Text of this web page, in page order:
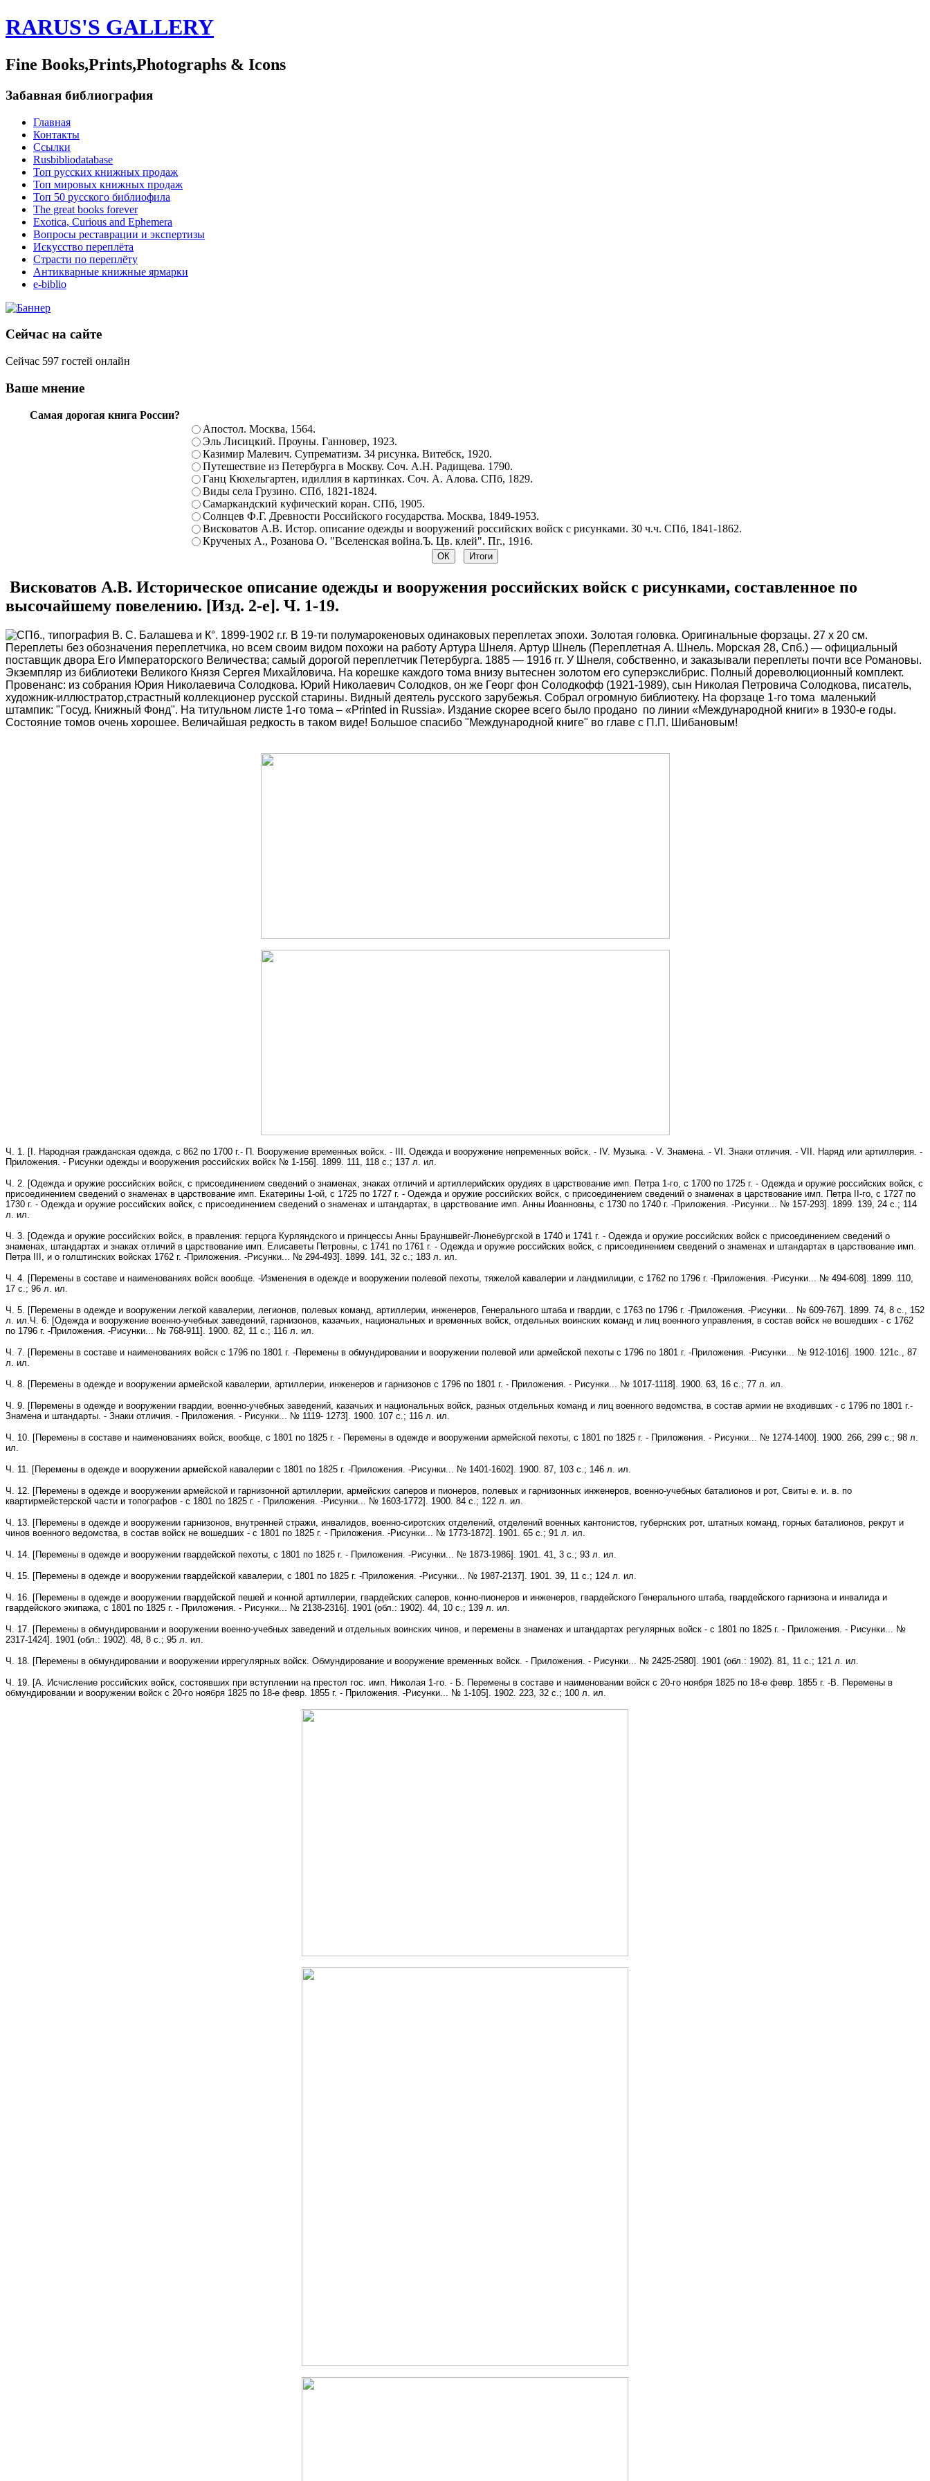
RARUS'S GALLERY
Fine Books,Prints,Photographs & Icons
Забавная библиография
Главная
Контакты
Ссылки
Rusbibliodatabase
Топ русских книжных продаж
Топ мировых книжных продаж
Топ 50 русского библиофила
The great books forever
Exotica, Curious and Ephemera
Вопросы реставрации и экспертизы
Искусство переплёта
Страсти по переплёту
Антикварные книжные ярмарки
e-biblio
Сейчас на сайте
Сейчас 597 гостей онлайн
Ваше мнение
Самая дорогая книга России?
Апостол. Москва, 1564.
Эль Лисицкий. Проуны. Ганновер, 1923.
Казимир Малевич. Супрематизм. 34 рисунка. Витебск, 1920.
Путешествие из Петербурга в Москву. Соч. А.Н. Радищева. 1790.
Ганц Кюхельгартен, идиллия в картинках. Соч. А. Алова. СПб, 1829.
Виды села Грузино. СПб, 1821-1824.
Самаркандский куфический коран. СПб, 1905.
Солнцев Ф.Г. Древности Российского государства. Москва, 1849-1953.
Висковатов А.В. Истор. описание одежды и вооружений российских войск с рисунками. 30 ч.ч. СПб, 1841-1862.
Крученых А., Розанова О. "Вселенская война.Ъ. Цв. клей". Пг., 1916.
Висковатов А.В. Историческое описание одежды и вооружения российских войск с рисунками, составленное по
высочайшему повелению. [Изд. 2-е]. Ч. 1-19.
СПб., типография В. С. Балашева и К°. 1899-1902 г.г. В 19-ти полумарокеновых одинаковых переплетах эпохи. Золотая головка. Оригинальные форзацы. 27 х 20 см.
Переплеты без обозначения переплетчика, но всем своим видом похожи на работу Артура Шнеля. Артур Шнель (Переплетная А. Шнель. Морская 28, Спб.) — официальный
поставщик двора Его Императорского Величества; самый дорогой переплетчик Петербурга. 1885 — 1916 гг. У Шнеля, собственно, и заказывали переплеты почти все Романовы.
Экземпляр из библиотеки Великого Князя Сергея Михайловича. На корешке каждого тома внизу вытеснен золотом его суперэкслибрис. Полный дореволюционный комплект.
Провенанс: из собрания Юрия Николаевича Солодкова. Юрий Николаевич Солодков, он же Георг фон Солодкофф (1921-1989), сын Николая Петровича Солодкова, писатель,
художник-иллюстратор,страстный коллекционер русской старины. Видный деятель русского зарубежья. Собрал огромную библиотеку. На форзаце 1-го тома маленький
штампик: "Госуд. Книжный Фонд". На титульном листе 1-го тома – «Printed in Russia». Издание скорее всего было продано по линии «Международной книги» в 1930-е годы.
Состояние томов очень хорошее. Величайшая редкость в таком виде! Большое спасибо "Международной книге" во главе с П.П. Шибановым!
Ч. 1. [I. Народная гражданская одежда, с 862 по 1700 г.- П. Вооружение временных войск. - III. Одежда и вооружение непременных войск. - IV. Музыка. - V. Знамена. - VI. Знаки отличия. - VII. Наряд или артиллерия. -
Приложения. - Рисунки одежды и вооружения российских войск № 1-156]. 1899. 111, 118 с.; 137 л. ил.
Ч. 2. [Одежда и оружие российских войск, с присоединением сведений о знаменах, знаках отличий и артиллерийских орудиях в царствование имп. Петра 1-го, с 1700 по 1725 г. - Одежда и оружие российских войск, с
присоединением сведений о знаменах в царствование имп. Екатерины 1-ой, с 1725 по 1727 г. - Одежда и оружие российских войск, с присоединением сведений о знаменах в царствование имп. Петра II-го, с 1727 по
1730 г. - Одежда и оружие российских войск, с присоединением сведений о знаменах и штандартах, в царствование имп. Анны Иоанновны, с 1730 по 1740 г. -Приложения. -Рисунки... № 157-293]. 1899. 139, 24 с.; 114
л. ил.
Ч. 3. [Одежда и оружие российских войск, в правления: герцога Курляндского и принцессы Анны Брауншвейг-Люнебургской в 1740 и 1741 г. - Одежда и оружие российских войск с присоединением сведений о
знаменах, штандартах и знаках отличий в царствование имп. Елисаветы Петровны, с 1741 по 1761 г. - Одежда и оружие российских войск, с присоединением сведений о знаменах и штандартах в царствование имп.
Петра III, и о голштинских войсках 1762 г. -Приложения. -Рисунки... № 294-493]. 1899. 141, 32 с.; 183 л. ил.
Ч. 4. [Перемены в составе и наименованиях войск вообще. -Изменения в одежде и вооружении полевой пехоты, тяжелой кавалерии и ландмилиции, с 1762 по 1796 г. -Приложения. -Рисунки... № 494-608]. 1899. 110,
17 с.; 96 л. ил.
Ч. 5. [Перемены в одежде и вооружении легкой кавалерии, легионов, полевых команд, артиллерии, инженеров, Генерального штаба и гвардии, с 1763 по 1796 г. -Приложения. -Рисунки... № 609-767]. 1899. 74, 8 с., 152
л. ил.Ч. 6. [Одежда и вооружение военно-учебных заведений, гарнизонов, казачьих, национальных и временных войск, отдельных воинских команд и лиц военного управления, в состав войск не вошедших - с 1762
по 1796 г. -Приложения. -Рисунки... № 768-911]. 1900. 82, 11 с.; 116 л. ил.
Ч. 7. [Перемены в составе и наименованиях войск с 1796 по 1801 г. -Перемены в обмундировании и вооружении полевой или армейской пехоты с 1796 по 1801 г. -Приложения. -Рисунки... № 912-1016]. 1900. 121с., 87
л. ил.
Ч. 8. [Перемены в одежде и вооружении армейской кавалерии, артиллерии, инженеров и гарнизонов с 1796 по 1801 г. - Приложения. - Рисунки... № 1017-1118]. 1900. 63, 16 с.; 77 л. ил.
Ч. 9. [Перемены в одежде и вооружении гвардии, военно-учебных заведений, казачьих и национальных войск, разных отдельных команд и лиц военного ведомства, в состав армии не входивших - с 1796 по 1801 г.-
Знамена и штандарты. - Знаки отличия. - Приложения. - Рисунки... № 1119- 1273]. 1900. 107 с.; 116 л. ил.
Ч. 10. [Перемены в составе и наименованиях войск, вообще, с 1801 по 1825 г. - Перемены в одежде и вооружении армейской пехоты, с 1801 по 1825 г. - Приложения. - Рисунки... № 1274-1400]. 1900. 266, 299 с.; 98 л.
ил.
Ч. 11. [Перемены в одежде и вооружении армейской кавалерии с 1801 по 1825 г. -Приложения. -Рисунки... № 1401-1602]. 1900. 87, 103 с.; 146 л. ил.
Ч. 12. [Перемены в одежде и вооружении армейской и гарнизонной артиллерии, армейских саперов и пионеров, полевых и гарнизонных инженеров, военно-учебных баталионов и рот, Свиты е. и. в. по
квартирмейстерской части и топографов - с 1801 по 1825 г. - Приложения. -Рисунки... № 1603-1772]. 1900. 84 с.; 122 л. ил.
Ч. 13. [Перемены в одежде и вооружении гарнизонов, внутренней стражи, инвалидов, военно-сиротских отделений, отделений военных кантонистов, губернских рот, штатных команд, горных баталионов, рекрут и
чинов военного ведомства, в состав войск не вошедших - с 1801 по 1825 г. - Приложения. -Рисунки... № 1773-1872]. 1901. 65 с.; 91 л. ил.
Ч. 14. [Перемены в одежде и вооружении гвардейской пехоты, с 1801 по 1825 г. - Приложения. -Рисунки... № 1873-1986]. 1901. 41, 3 с.; 93 л. ил.
Ч. 15. [Перемены в одежде и вооружении гвардейской кавалерии, с 1801 по 1825 г. -Приложения. -Рисунки... № 1987-2137]. 1901. 39, 11 с.; 124 л. ил.
Ч. 16. [Перемены в одежде и вооружении гвардейской пешей и конной артиллерии, гвардейских саперов, конно-пионеров и инженеров, гвардейского Генерального штаба, гвардейского гарнизона и инвалида и
гвардейского экипажа, с 1801 по 1825 г. - Приложения. - Рисунки... № 2138-2316]. 1901 (обл.: 1902). 44, 10 с.; 139 л. ил.
Ч. 17. [Перемены в обмундировании и вооружении военно-учебных заведений и отдельных воинских чинов, и перемены в знаменах и штандартах регулярных войск - с 1801 по 1825 г. - Приложения. - Рисунки... №
2317-1424]. 1901 (обл.: 1902). 48, 8 с.; 95 л. ил.
Ч. 18. [Перемены в обмундировании и вооружении иррегулярных войск. Обмундирование и вооружение временных войск. - Приложения. - Рисунки... № 2425-2580]. 1901 (обл.: 1902). 81, 11 с.; 121 л. ил.
Ч. 19. [А. Исчисление российских войск, состоявших при вступлении на престол гос. имп. Николая 1-го. - Б. Перемены в составе и наименовании войск с 20-го ноября 1825 по 18-е февр. 1855 г. -В. Перемены в
обмундировании и вооружении войск с 20-го ноября 1825 по 18-е февр. 1855 г. - Приложения. -Рисунки... № 1-105]. 1902. 223, 32 с.; 100 л. ил.